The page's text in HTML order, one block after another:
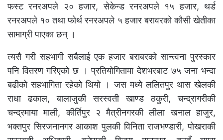
फस्ट रनरअपले २० हजार, सेकेन्ड रनरअपले १५ हजार, थर्ड
रनरअपले १० तथा फोर्थ रनरअपले ५ हजार बरावरको कौसी खेतीका
सामाग्री पाएका छन् ।
त्यसै गरी सहभागी सबैलाई एक हजार बराबरको सान्त्वना पुरस्कार
पनि वितरण गरिएको छ । प्रतियोगितामा देशभरबाट ७५ जना भन्दा
बढीको सहभागिता रहेको थियो । जस मध्ये ललितपुर थास खेलकी
राधा ढकाल, बालाजुकी सरस्वती खाण्ड ठकुरी, चन्द्रागरीकी
चन्द्रमाया माली, कीर्तिपुर २ मैत्रीनगरकी लीला खनाल हाजुर,
भक्तपुर सिरजनानगर आकाश पुलकी विनिता राजभण्डारी, पोखराकी